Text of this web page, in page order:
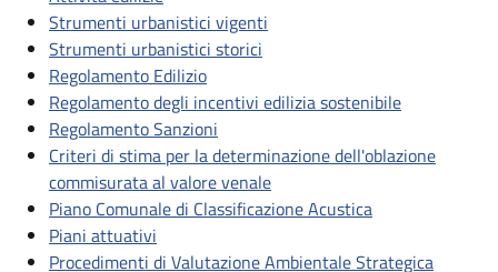
Strumenti urbanistici vigenti
Strumenti urbanistici storici
Regolamento Edilizio
Regolamento degli incentivi edilizia sostenibile
Regolamento Sanzioni
Criteri di stima per la determinazione dell'oblazione
commisurata al valore venale
Piano Comunale di Classificazione Acustica
Piani attuativi
Procedimenti di Valutazione Ambientale Strategica